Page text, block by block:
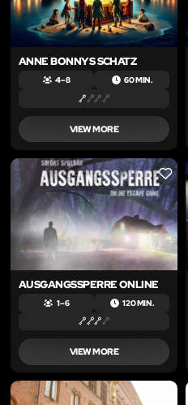
ANNE BONNYS SCHATZ
4 – 8 60 MIN.
VIEW MORE
LIKE
AUSGANGSSPERRE ONLINE
1 – 6 120 MIN.
VIEW MORE